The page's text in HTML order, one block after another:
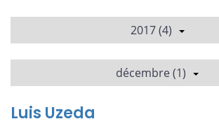
2017 (4)
décembre (1)
Luis Uzeda